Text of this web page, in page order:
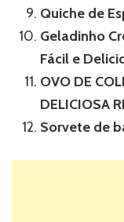
Quiche de
Geladinho
Fácil e
OVO DE
DELICIOSA
Sorvete de